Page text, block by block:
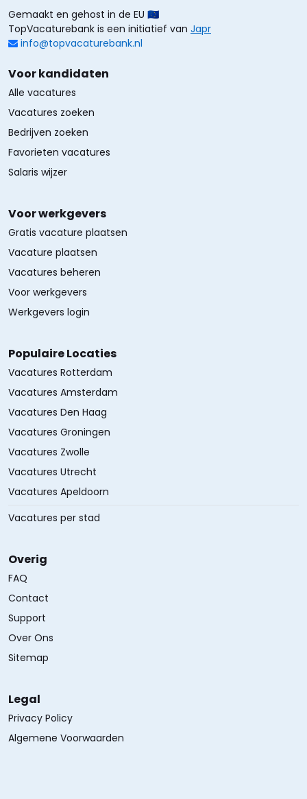
Gemaakt en gehost in de EU 🇪🇺
TopVacaturebank is een initiatief van Japr
info@topvacaturebank.nl
Voor kandidaten
Alle vacatures
Vacatures zoeken
Bedrijven zoeken
Favorieten vacatures
Salaris wijzer
Voor werkgevers
Gratis vacature plaatsen
Vacature plaatsen
Vacatures beheren
Voor werkgevers
Werkgevers login
Populaire Locaties
Vacatures Rotterdam
Vacatures Amsterdam
Vacatures Den Haag
Vacatures Groningen
Vacatures Zwolle
Vacatures Utrecht
Vacatures Apeldoorn
Vacatures per stad
Overig
FAQ
Contact
Support
Over Ons
Sitemap
Legal
Privacy Policy
Algemene Voorwaarden